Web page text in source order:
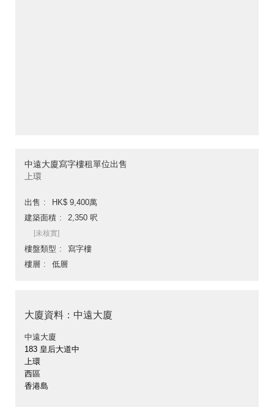
中遠大廈寫字樓租單位出售
上環
出售
HK$ 9,400萬
建築面積
2,350 呎
[未核實]
樓盤類型
寫字樓
樓層
低層
大廈資料：中遠大廈
中遠大廈
183 皇后大道中
上環
西區
香港島